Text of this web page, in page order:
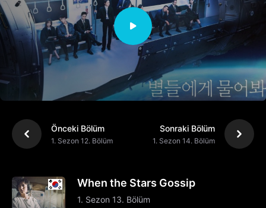
Önceki Bölüm
1. Sezon 12. Bölüm
Sonraki Bölüm
1. Sezon 14. Bölüm
When the Stars Gossip
1. Sezon 13. Bölüm